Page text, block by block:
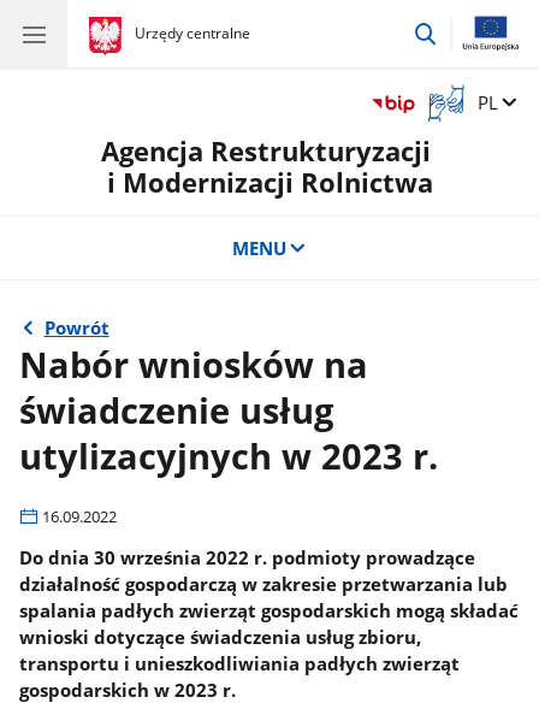
gov.pl
Urzędy centralne
gov.pl
Urzędy
przejdź
Otwórz
okno
z
tłumaczem
Zmień
PL
Agencja Restrukturyzacji
i Modernizacji Rolnictwa
MENU
Powrót
Nabór wniosków na
świadczenie usług
utylizacyjnych w 2023 r.
16.09.2022
Do dnia 30 września 2022 r. podmioty prowadzące
działalność gospodarczą w zakresie przetwarzania lub
spalania padłych zwierząt gospodarskich mogą składać
wnioski dotyczące świadczenia usług zbioru,
transportu i unieszkodliwiania padłych zwierząt
gospodarskich w 2023 r.